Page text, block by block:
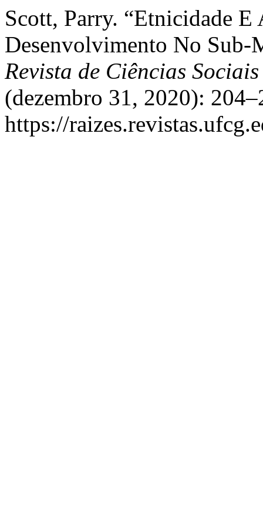
Scott, Parry. “Etnicidade
Desenvolvimento No Sub-
Revista de Ciências
(dezembro 31, 2020):
https://